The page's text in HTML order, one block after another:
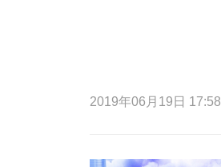
2019年06月19日 17:58